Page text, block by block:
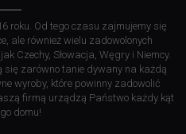
roku. Od tego czasu zajmujemy się
ale również wielu zadowolonych
Czechy, Słowacja, Węgry i Niemcy.
zarówno tanie dywany na każdą
wyroby, które powinny zadowolić
firmą urządzą Państwo każdy kąt
domu!